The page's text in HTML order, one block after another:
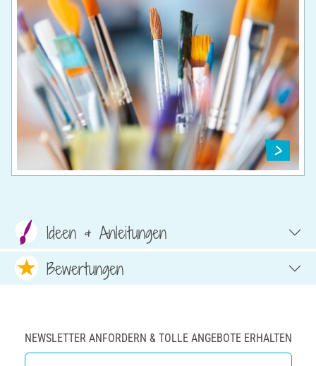
Ideen & Anleitungen
Bewertungen
NEWSLETTER ANFORDERN & TOLLE ANGEBOTE ERHALTEN